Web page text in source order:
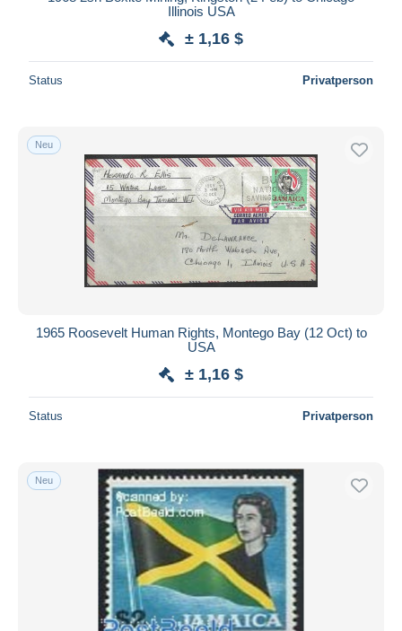
Illinois USA
± 1,16 $
Status Privatperson
Neu
1965 Roosevelt Human Rights, Montego Bay (12 Oct) to
USA
± 1,16 $
Status Privatperson
Neu